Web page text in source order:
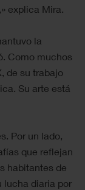
explica Mira.
la
Como muchos
de su trabajo
Su arte está
Por un lado,
que reflejan
habitantes de
lucha diaria por